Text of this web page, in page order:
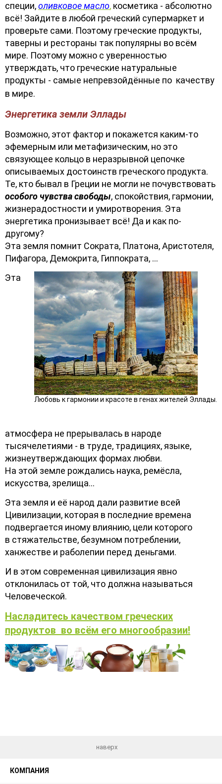
специи,оливковое масло, косметика - абсолютно
всё! Зайдите в любой греческий супермаркет и
проверьте сами. Поэтому греческие продукты,
таверны и рестораны так популярны во всём
мире. Поэтому можно с уверенностью
утверждать, что греческие натуральные
продукты - самые непревзойдённые по качеству
в мире.
Энергетика земли Эллады
Возможно, этот фактор и покажется каким-то
эфемерным или метафизическим, но это
связующее кольцо в неразрывной цепочке
описываемых достоинств греческого продукта.
Те, кто бывал в Греции не могли не почувствовать
особого чувства свободы, спокойствия, гармонии,
жизнерадостности и умиротворения. Эта
энергетика пронизывает всё! Да и как по-
другому?
Эта земля помнит Сократа, Платона, Аристотеля,
Пифагора, Демокрита, Гиппократа, …
Любовь к гармонии и красоте в генах жителей Эллады.
Эта
атмосфера не прерывалась в народе
тысячелетиями - в труде, традициях, языке,
жизнеутверждающих формах любви.
На этой земле рождались наука, ремёсла,
искусства, зрелища…
Эта земля и её народ дали развитие всей
Цивилизации, которая в последние времена
подвергается иному влиянию, цели которого
в стяжательстве, безумном потреблении,
ханжестве и раболепии перед деньгами.
И в этом современная цивилизация явно
отклонилась от той, что должна называться
Человеческой.
Насладитесь качеством греческих
продуктов во всём его многообразии!
наверх
КОМПАНИЯ